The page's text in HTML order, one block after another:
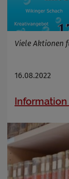
Viele Aktionen
16.08.2022